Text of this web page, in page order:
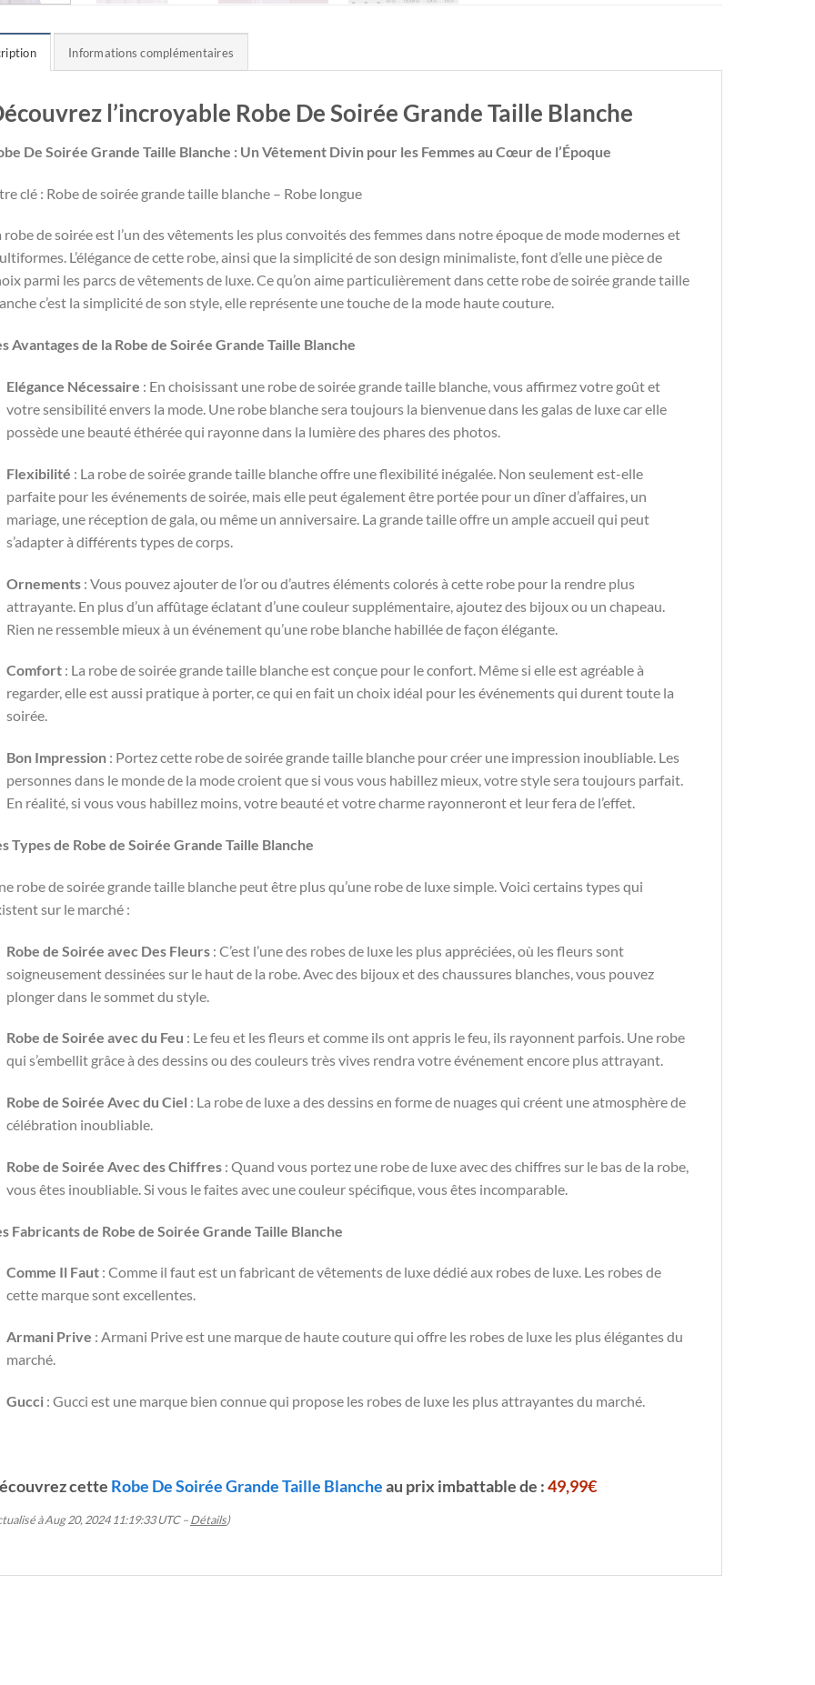
Informations complémentaires
l’incroyable Robe De Soirée Grande Taille Blanche
De Soirée Grande Taille Blanche : Un Vêtement Divin pour les Femmes au Cœur de l’Époque
clé : Robe de soirée grande taille blanche – Robe longue
robe de soirée est l’un des vêtements les plus convoités des femmes dans notre époque de mode modernes et
L’élégance de cette robe, ainsi que la simplicité de son design minimaliste, font d’elle une pièce de
parmi les parcs de vêtements de luxe. Ce qu’on aime particulièrement dans cette robe de soirée grande taille
c’est la simplicité de son style, elle représente une touche de la mode haute couture.
Avantages de la Robe de Soirée Grande Taille Blanche
Elégance Nécessaire : En choisissant une robe de soirée grande taille blanche, vous affirmez votre goût et
votre sensibilité envers la mode. Une robe blanche sera toujours la bienvenue dans les galas de luxe car elle
possède une beauté éthérée qui rayonne dans la lumière des phares des photos.
Flexibilité : La robe de soirée grande taille blanche offre une flexibilité inégalée. Non seulement est-elle
parfaite pour les événements de soirée, mais elle peut également être portée pour un dîner d’affaires, un
mariage, une réception de gala, ou même un anniversaire. La grande taille offre un ample accueil qui peut
s’adapter à différents types de corps.
Ornements: Vous pouvez ajouter de l’or ou d’autres éléments colorés à cette robe pour la rendre plus
attrayante. En plus d’un affûtage éclatant d’une couleur supplémentaire, ajoutez des bijoux ou un chapeau.
Rien ne ressemble mieux à un événement qu’une robe blanche habillée de façon élégante.
Comfort: La robe de soirée grande taille blanche est conçue pour le confort. Même si elle est agréable à
regarder, elle est aussi pratique à porter, ce qui en fait un choix idéal pour les événements qui durent toute la
soirée.
Bon Impression: Portez cette robe de soirée grande taille blanche pour créer une impression inoubliable. Les
personnes dans le monde de la mode croient que si vous vous habillez mieux, votre style sera toujours parfait.
En réalité, si vous vous habillez moins, votre beauté et votre charme rayonneront et leur fera de l’effet.
Types de Robe de Soirée Grande Taille Blanche
robe de soirée grande taille blanche peut être plus qu’une robe de luxe simple. Voici certains types qui
sur le marché :
Robe de Soirée avec Des Fleurs: C’est l’une des robes de luxe les plus appréciées, où les fleurs sont
soigneusement dessinées sur le haut de la robe. Avec des bijoux et des chaussures blanches, vous pouvez
plonger dans le sommet du style.
Robe de Soirée avec du Feu : Le feu et les fleurs et comme ils ont appris le feu, ils rayonnent parfois. Une robe
qui s’embellit grâce à des dessins ou des couleurs très vives rendra votre événement encore plus attrayant.
Robe de Soirée Avec du Ciel : La robe de luxe a des dessins en forme de nuages qui créent une atmosphère de
célébration inoubliable.
Robe de Soirée Avec des Chiffres: Quand vous portez une robe de luxe avec des chiffres sur le bas de la robe,
vous êtes inoubliable. Si vous le faites avec une couleur spécifique, vous êtes incomparable.
Fabricants de Robe de Soirée Grande Taille Blanche
Comme Il Faut: Comme il faut est un fabricant de vêtements de luxe dédié aux robes de luxe. Les robes de
cette marque sont excellentes.
Armani Prive : Armani Prive est une marque de haute couture qui offre les robes de luxe les plus élégantes du
marché.
Gucci: Gucci est une marque bien connue qui propose les robes de luxe les plus attrayantes du marché.
cette Robe De Soirée Grande Taille Blancheau prix imbattable de :49,99€
à Aug 20, 2024 11:19:33 UTC –Détails)